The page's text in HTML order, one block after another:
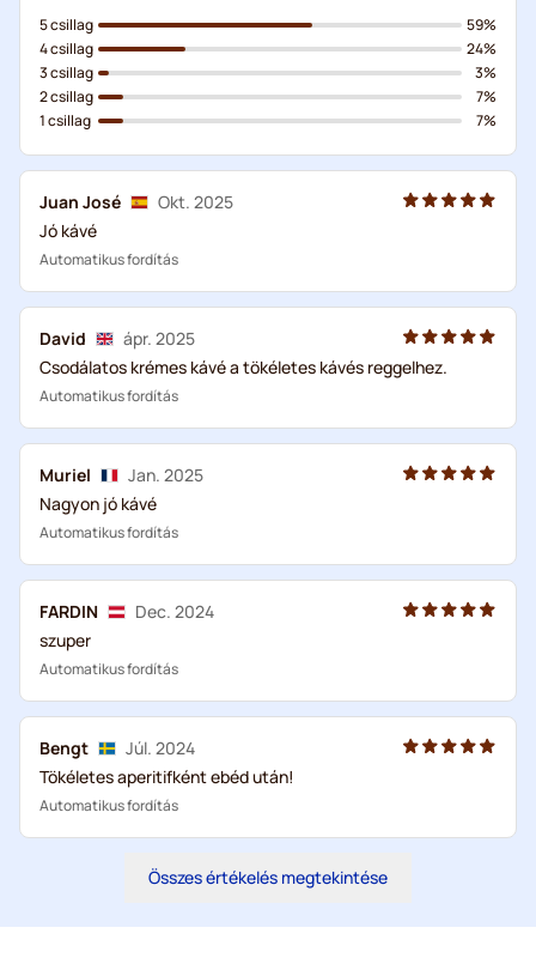
5 csillag
4 csillag
3 csillag
2 csillag
1 csillag
59%
24%
3%
7%
7%
Juan José
Okt. 2025
Jó kávé
Automatikus fordítás
David
ápr. 2025
Csodálatos krémes kávé a tökéletes kávés reggelhez.
Automatikus fordítás
Muriel
Jan. 2025
Nagyon jó kávé
Automatikus fordítás
FARDIN
Dec. 2024
szuper
Automatikus fordítás
Bengt
Júl. 2024
Tökéletes aperitifként ebéd után!
Automatikus fordítás
Összes értékelés megtekintése